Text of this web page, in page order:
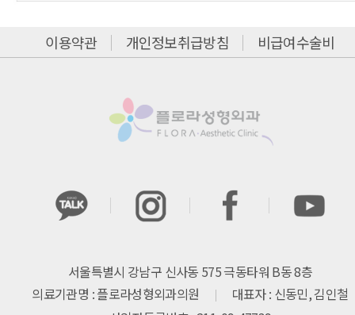
이용약관 개인정보취급방침 비급여수술비
서울특별시 강남구 신사동 575 극동타워 B동 8층
의료기관명 : 플로라성형외과의원
대표자 : 신동민, 김인철